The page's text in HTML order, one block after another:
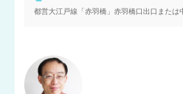
都営大江戸線「赤羽橋」赤羽橋口出口また